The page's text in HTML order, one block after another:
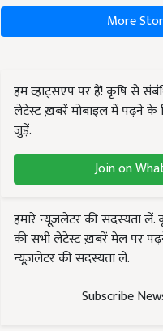
More
हम व्हाट्सएप पर हैं! कृषि से
लेटेस्ट ख़बरें मोबाइल में पढ़ने के
जुड़ें.
Join on
हमारे न्यूज़लेटर की सदस्यता
की सभी लेटेस्ट ख़बरें मेल पर
न्यूज़लेटर की सदस्यता लें.
Subscribe